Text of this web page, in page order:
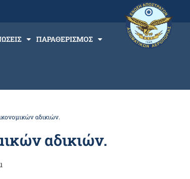
ΠΑΡΑΘΕΡΙΣΜΟΣ
αδικιών.
αδικιών.